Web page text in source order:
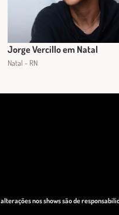
Jorge Vercillo em Natal
Natal - RN
nos shows são de